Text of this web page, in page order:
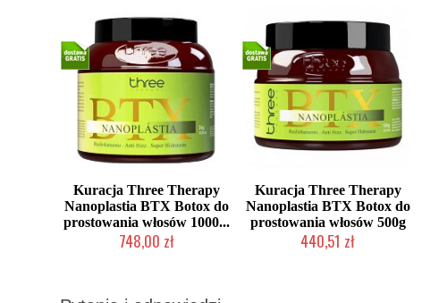
Kuracja Three Therapy
Nanoplastia BTX Botox do
prostowania włosów 1000...
748,00 zł
Kuracja Three Therapy
Nanoplastia BTX Botox do
prostowania włosów 500g
440,51 zł